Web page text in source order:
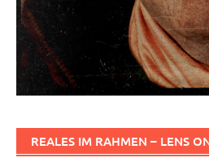
REALES IM RAHMEN – LENS